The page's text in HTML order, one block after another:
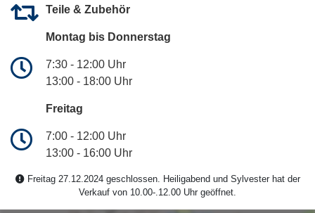
Teile & Zubehör
Montag bis Donnerstag
7:30 - 12:00 Uhr
13:00 - 18:00 Uhr
Freitag
7:00 - 12:00 Uhr
13:00 - 16:00 Uhr
Freitag 27.12.2024 geschlossen. Heiligabend und Sylvester hat der
Verkauf von 10.00-.12.00 Uhr geöffnet.